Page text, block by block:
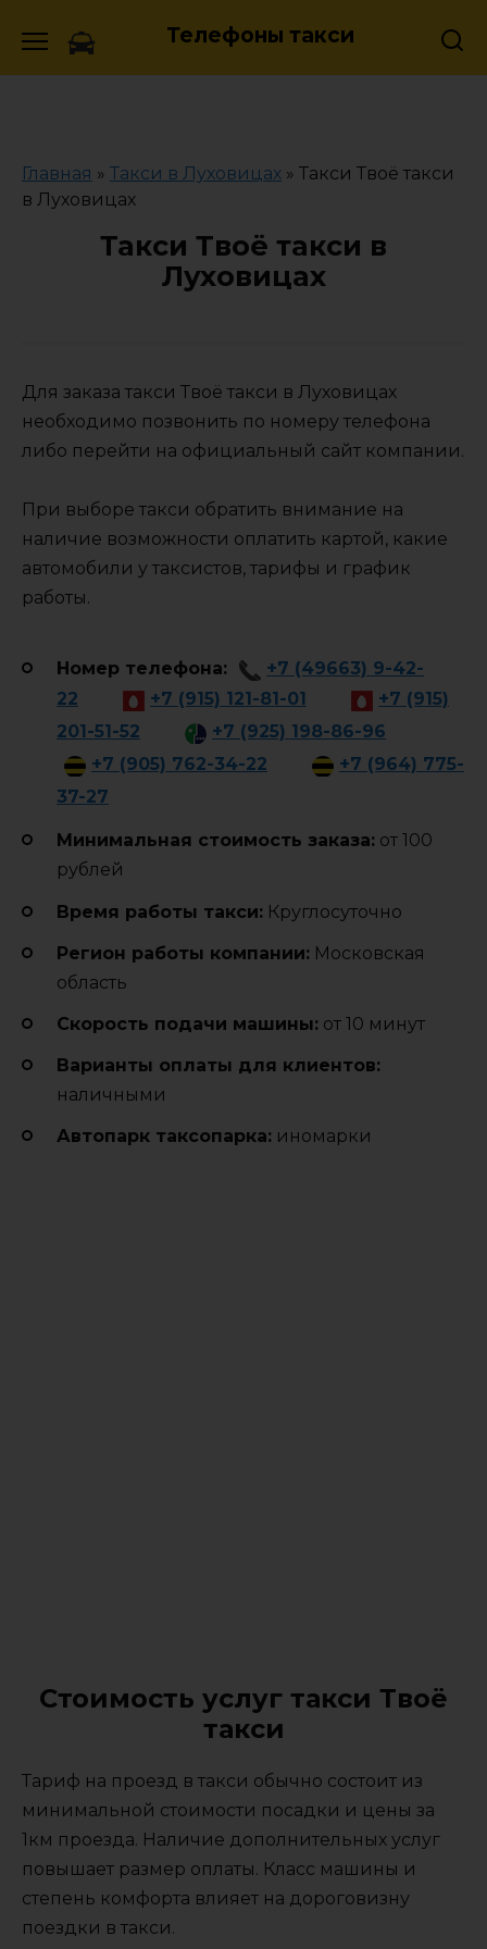
Телефоны такси
Главная » Такси в Луховицах » Такси Твоё такси
в Луховицах
Такси Твоё такси в
Луховицах
Для заказа такси Твоё такси в Луховицах
необходимо позвонить по номеру телефона
либо перейти на официальный сайт компании.
При выборе такси обратить внимание на
наличие возможности оплатить картой, какие
автомобили у таксистов, тарифы и график
работы.
Номер телефона:
+7 (49663) 9-42-
22
+7 (915) 121-81-01
+7 (915)
201-51-52
+7 (925) 198-86-96
+7 (905) 762-34-22
+7 (964) 775-
37-27
Минимальная стоимость заказа: от 100
рублей
Время работы такси: Круглосуточно
Регион работы компании: Московская
область
Cкорость подачи машины: от 10 минут
Варианты оплаты для клиентов:
наличными
Автопарк таксопарка: иномарки
Стоимость услуг такси Твоё
такси
Тариф на проезд в такси обычно состоит из
минимальной стоимости посадки и цены за
1км проезда. Наличие дополнительных услуг
повышает размер оплаты. Класс машины и
степень комфорта влияет на дороговизну
поездки в такси.